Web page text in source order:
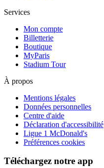
Services
Mon compte
Billetterie
Boutique
MyParis
Stadium Tour
À propos
Mentions légales
Données personnelles
Centre d'aide
Déclaration d'accessibilité
Ligue 1 McDonald's
Préférences cookies
Téléchargez notre app